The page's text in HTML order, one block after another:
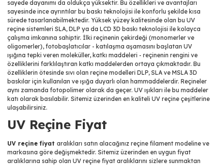
sayede dayanımı da oldukça yüksektir. Bu özellikleri ve avantajları
sayesinde ince ayrıntılar bu baskı teknolojisi ile konforlu şekilde kısa
sürede tasarlanabilmektedir. Yüksek yüzey kalitesinde olan bu UV
reçine sistemleri SLA, DLP ya da LCD 3D baskı teknolojisi ile kolayca
çalışma imkanına sahiptir. İlki reçinenin çekirdeği (monomerler ve
oligomerler), fotobaşlatıcılar - katılaşma aşamasını başlatan UV
ışığına tepki veren moleküller, katkı maddeleri - reçinenin rengini ve
özelliklerini farklılaştıran katkı maddelerden ortaya çıkmaktadır. Bu
özelliklerin ötesinde sıvı olan reçine modelleri DLP, SLA ve MSLA 3D
baskılar için kullanılan ve ışığa duyarlı olan hammaddelerdir. Reçineler
aynı zamanda fotopolimer olarak da geçer. UV ışıkları ile bu maddeler
katı olarak basılabilir. Sitemiz üzerinden en kaliteli UV reçine çeşitlerine
ulaşabilirsiniz.
UV Reçine Fiyat
UV reçine fiyat aralıkları satın alacağınız reçine filament modeline ve
markasına göre değişmektedir. Sitemiz üzerinden en uygun fiyat
aralıklarına sahip olan UV reçine fiyat aralıklarını sizlere sunmaktan